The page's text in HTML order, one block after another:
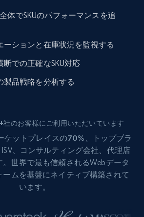
体でSKUのパフォーマンスを追
ーションと在庫状況を監視する
断での正確なSKU対応
製品戦略を分析する
のお客様にご利用いただいています
ケットプレイスの70% 、トップブラ
、コンサルティング会社、代理店
世界で最も信頼されるWebデータ
ームを基盤にネイティブ構築されて
います。